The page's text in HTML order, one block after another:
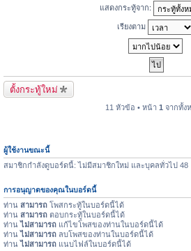
แสดงกระทู้จาก:
เรียงตาม
ตั้งกระทู้ใหม่
11 หัวข้อ • หน้า 1 จากทั้ง
ผู้ใช้งานขณะนี้
สมาชิกกำลังดูบอร์ดนี้: ไม่มีสมาชิกใหม่ และบุคลทั่วไป 48
การอนุญาตของคุณในบอร์ดนี้
ท่าน สามารถ โพสกระทู้ในบอร์ดนี้ได้
ท่าน สามารถ ตอบกระทู้ในบอร์ดนี้ได้
ท่านไม่สามารถ แก้ไขโพสของท่านในบอร์ดนี้ได้
ท่านไม่สามารถ ลบโพสของท่านในบอร์ดนี้ได้
ท่านไม่สามารถ แนบไฟล์ในบอร์ดนี้ได้